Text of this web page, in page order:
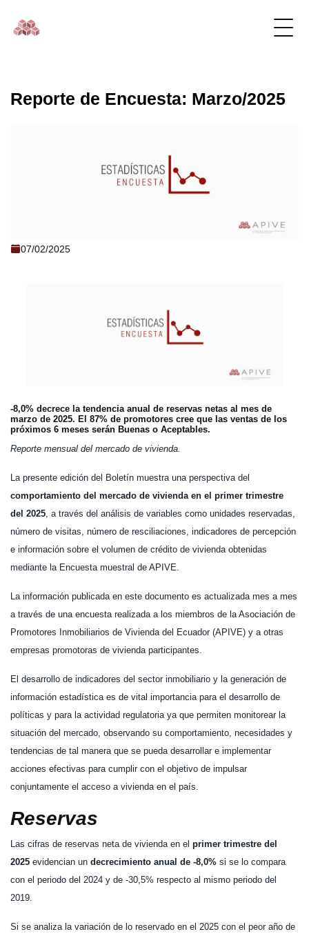
Reporte de Encuesta: Marzo/2025
07/02/2025
Reporte de Encuesta: Marzo/2025
-8,0% decrece la tendencia anual de reservas netas al mes de
marzo de 2025. El 87% de promotores cree que las ventas de los
próximos 6 meses serán Buenas o Aceptables.
Reporte mensual del mercado de vivienda.
La presente edición del Boletín muestra una perspectiva del
comportamiento del mercado de vivienda en el primer trimestre
del 2025, a través del análisis de variables como unidades reservadas,
número de visitas, número de resciliaciones, indicadores de percepción
e información sobre el volumen de crédito de vivienda obtenidas
mediante la Encuesta muestral de APIVE.
La información publicada en este documento es actualizada mes a mes
a través de una encuesta realizada a los miembros de la Asociación de
Promotores Inmobiliarios de Vivienda del Ecuador (APIVE) y a otras
empresas promotoras de vivienda participantes.
El desarrollo de indicadores del sector inmobiliario y la generación de
información estadística es de vital importancia para el desarrollo de
políticas y para la actividad regulatoria ya que permiten monitorear la
situación del mercado, observando su comportamiento, necesidades y
tendencias de tal manera que se pueda desarrollar e implementar
acciones efectivas para cumplir con el objetivo de impulsar
conjuntamente el acceso a vivienda en el país.
Reservas
Las cifras de reservas neta de vivienda en el primer trimestre del
2025 evidencian un decrecimiento anual de -8,0% si se lo compara
con el periodo del 2024 y de -30,5% respecto al mismo periodo del
2019.
Si se analiza la variación de lo reservado en el 2025 con el peor año de